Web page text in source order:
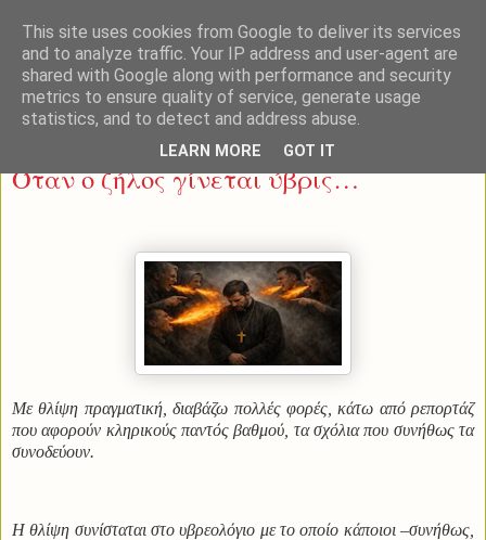
Κυριακή 25 Ιανουαρίου 2026
Όταν ο ζήλος γίνεται ύβρις…
Με θλίψη πραγματική, διαβάζω πολλές φορές, κάτω από ρεπορτάζ
που αφορούν κληρικούς παντός βαθμού, τα σχόλια που συνήθως τα
συνοδεύουν.
Η θλίψη συνίσταται στο υβρεολόγιο με το οποίο κάποιοι –συνήθως,
This site uses cookies from Google to deliver its services
and to analyze traffic. Your IP address and user-agent are
shared with Google along with performance and security
metrics to ensure quality of service, generate usage
statistics, and to detect and address abuse.
LEARN MORE GOT IT